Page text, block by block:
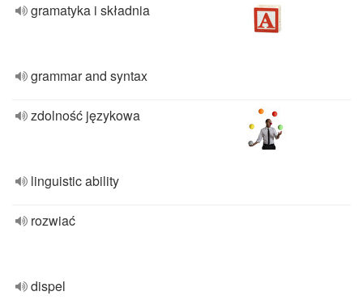
gramatyka i składnia
grammar and syntax
zdolność językowa
linguistic ability
rozwiać
dispel